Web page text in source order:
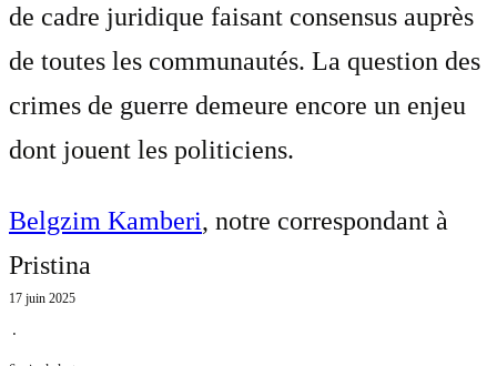
de cadre juridique faisant consensus auprès
de toutes les communautés. La question des
crimes de guerre demeure encore un enjeu
dont jouent les politiciens.
Belgzim Kamberi, notre correspondant à
Pristina
17 juin 2025
⋅